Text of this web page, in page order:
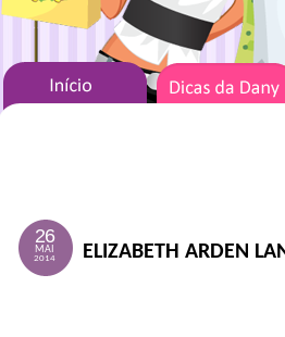
26
MAI
2014 ELIZABETH ARDEN